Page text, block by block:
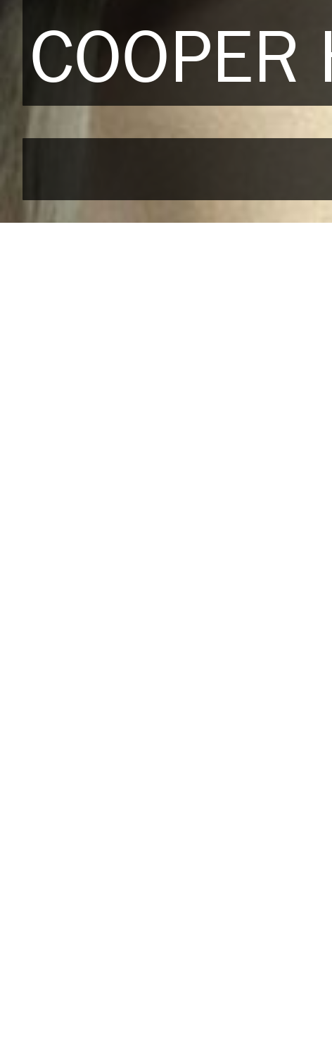
COOPER